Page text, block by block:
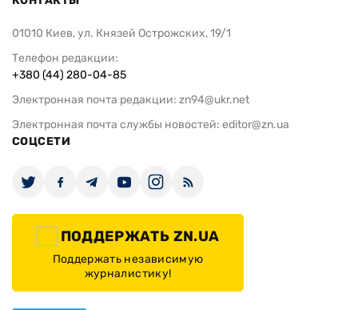
01010 Киев, ул. Князей Острожских, 19/1
Телефон редакции:
+380 (44) 280-04-85
Электронная почта редакции: zn94@ukr.net
Электронная почта службы новостей: editor@zn.ua
СОЦСЕТИ
ПОДДЕРЖАТЬ ZN.UA
Поддержать независимую
журналистику!